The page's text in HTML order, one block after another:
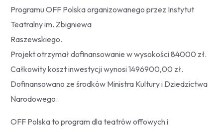
Programu OFF Polska organizowanego przez Instytut
Teatralny im. Zbigniewa
Raszewskiego.
Projekt otrzymał dofinansowanie w wysokości 84000 zł.
Całkowity koszt inwestycji wynosi 1496900,00 zł.
Dofinansowano ze środków Ministra Kultury i Dziedzictwa
Narodowego.
OFF Polska to program dla teatrów offowych i